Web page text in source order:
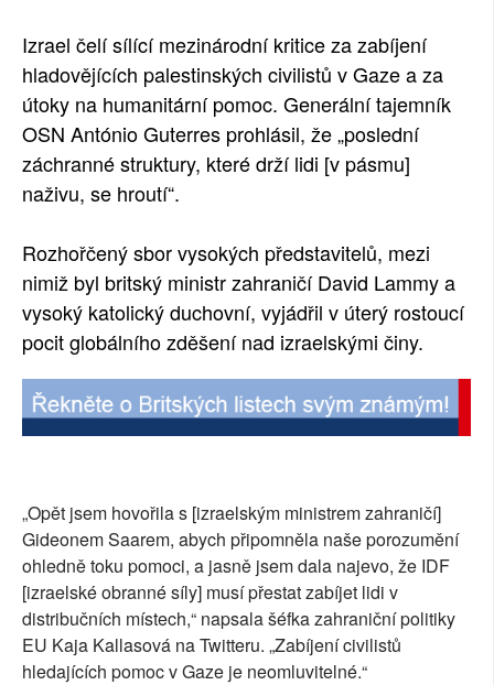
Izrael čelí sílící mezinárodní kritice za zabíjení
hladovějících palestinských civilistů v Gaze a za
útoky na humanitární pomoc. Generální tajemník
OSN António Guterres prohlásil, že „poslední
záchranné struktury, které drží lidi [v pásmu]
naživu, se hroutí“.
Rozhořčený sbor vysokých představitelů, mezi
nimiž byl britský ministr zahraničí David Lammy a
vysoký katolický duchovní, vyjádřil v úterý rostoucí
pocit globálního zděšení nad izraelskými činy.
„Opět jsem hovořila s [izraelským ministrem zahraničí]
Gideonem Saarem, abych připomněla naše porozumění
ohledně toku pomoci, a jasně jsem dala najevo, že IDF
[izraelské obranné síly] musí přestat zabíjet lidi v
distribučních místech,“ napsala šéfka zahraniční politiky
EU Kaja Kallasová na Twitteru. „Zabíjení civilistů
hledajících pomoc v Gaze je neomluvitelné.“